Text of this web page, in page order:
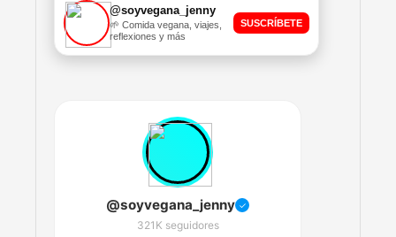
@soyvegana_jenny
🌱 Comida vegana, viajes,
reflexiones y más
SUSCRÍBETE
@soyvegana_jenny ✓
321K seguidores